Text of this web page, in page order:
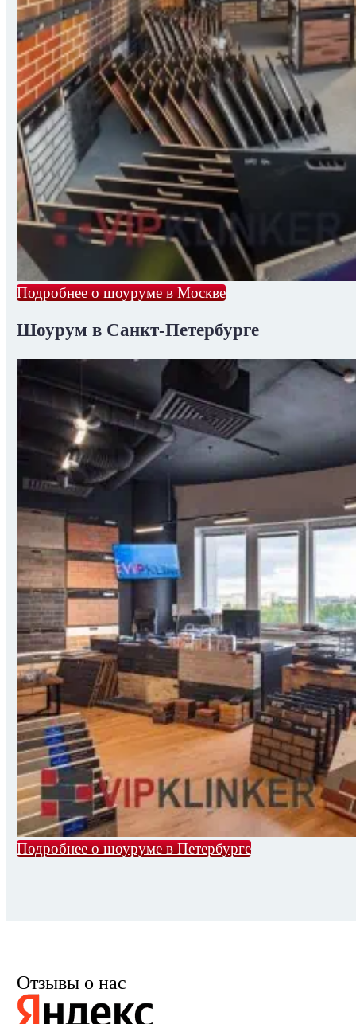
Подробнее о шоуруме в Москве
Шоурум в Санкт-Петербурге
Подробнее о шоуруме в Петербурге
Отзывы о нас